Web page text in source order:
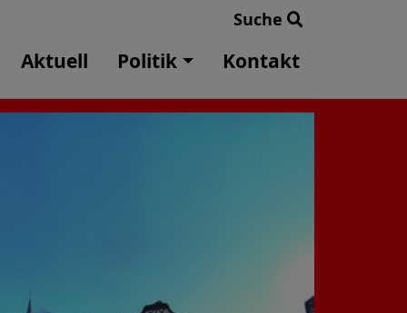
Suche
Aktuell Politik Kontakt